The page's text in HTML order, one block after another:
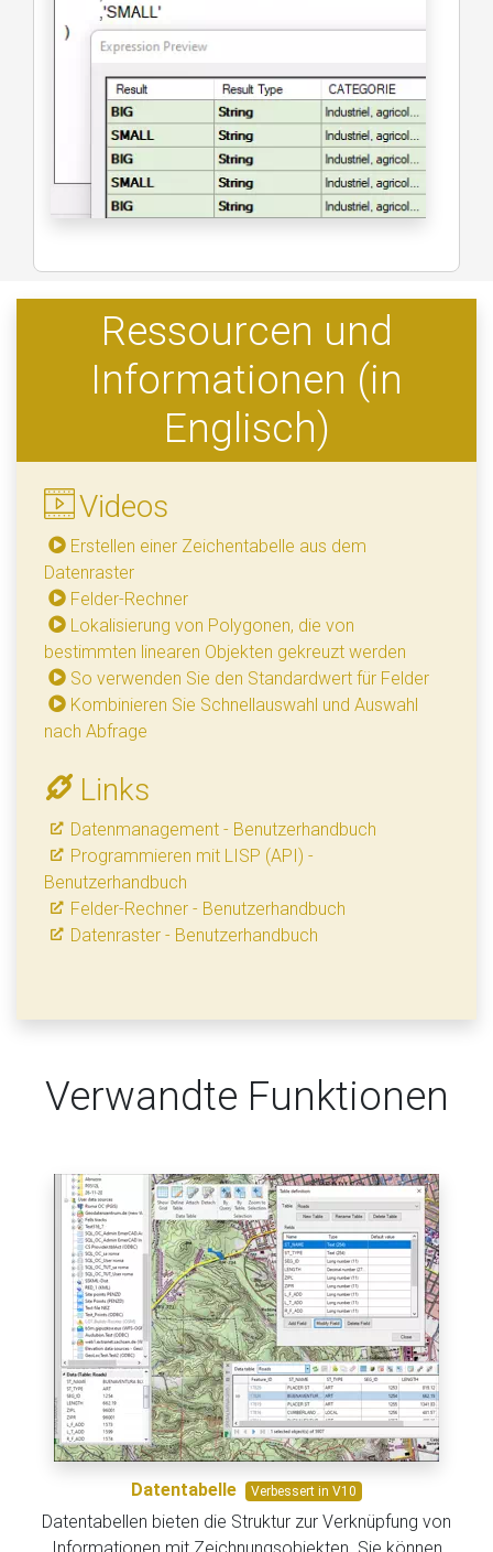
Ressourcen und
Informationen (in
Englisch)
Videos
Erstellen einer Zeichentabelle aus dem
Datenraster
Felder-Rechner
Lokalisierung von Polygonen, die von
bestimmten linearen Objekten gekreuzt werden
So verwenden Sie den Standardwert für Felder
Kombinieren Sie Schnellauswahl und Auswahl
nach Abfrage
Links
Datenmanagement - Benutzerhandbuch
Programmieren mit LISP (API) -
Benutzerhandbuch
Felder-Rechner - Benutzerhandbuch
Datenraster - Benutzerhandbuch
Verwandte Funktionen
Datentabelle Verbessert in V10
Datentabellen bieten die Struktur zur Verknüpfung von